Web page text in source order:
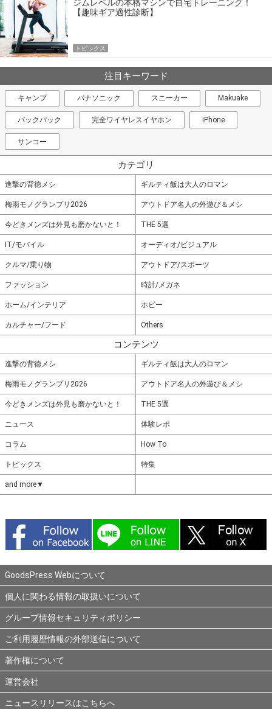
ジムレベルの本格マシンで自宅トレーニング！
【趣味ギア適性診断】
トピックス
注目キーワード
キャンプ パナソニック スニーカー Makuake
バックパック 完全ワイヤレスイヤホン iPhone
サンコー
カテゴリ
進撃の背徳メシ ギルティ飯は大人のロマン
梅雨モノグランプリ2026 アウトドア名人の外遊び＆メシ
今どきメンズは外見も磨かないと！ THE 5選
IT/モバイル オーディオ/ビジュアル
クルマ/乗り物 アウトドア/スポーツ
ファッション 時計/メガネ
ホーム/インテリア ホビー
カルチャー/フード Others
コンテンツ
進撃の背徳メシ ギルティ飯は大人のロマン
梅雨モノグランプリ2026 アウトドア名人の外遊び＆メシ
今どきメンズは外見も磨かないと！ THE 5選
ニュース 体験レポ
コラム How To
トピックス 特集
and more▼
GoodsPress Webについて
個人に関わる情報の取扱いについて
グループ情報セキュリティポリシー
ご利用履歴情報の外部送信について
著作権について
運営会社
ニュースリリースはこちらへ